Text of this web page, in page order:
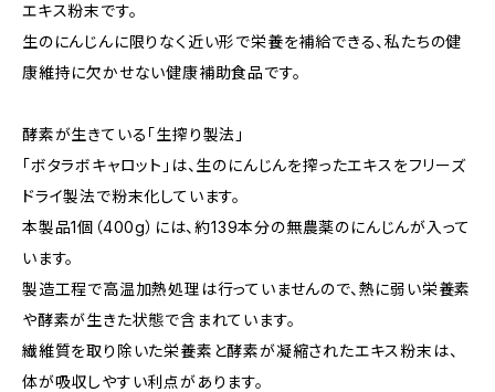
エキス粉末です。
生のにんじんに限りなく近い形で栄養を補給できる、私たちの健
康維持に欠かせない健康補助食品です。
酵素が生きている｢生搾り製法｣
「ボタラボキャロット」は、生のにんじんを搾ったエキスをフリーズ
ドライ製法で粉末化しています。
本製品1個（400g）には、約139本分の無農薬のにんじんが入って
います。
製造工程で高温加熱処理は行っていませんので、熱に弱い栄養素
や酵素が生きた状態で含まれています。
繊維質を取り除いた栄養素と酵素が凝縮されたエキス粉末は、
体が吸収しやすい利点があります。